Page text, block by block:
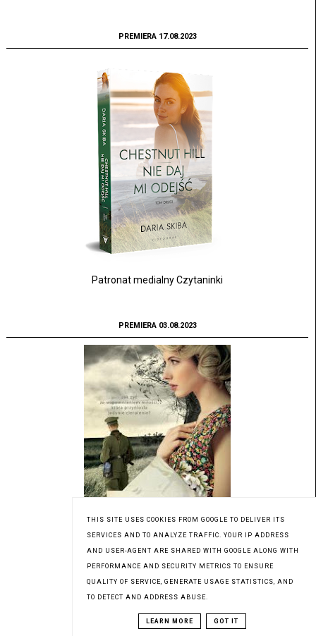
PREMIERA 17.08.2023
Patronat medialny Czytaninki
PREMIERA 03.08.2023
Patronat medialny Czytaninki
PREMIERA 03.08.2023
THIS SITE USES COOKIES FROM GOOGLE TO DELIVER ITS
SERVICES AND TO ANALYZE TRAFFIC. YOUR IP ADDRESS
AND USER-AGENT ARE SHARED WITH GOOGLE ALONG WITH
PERFORMANCE AND SECURITY METRICS TO ENSURE
QUALITY OF SERVICE, GENERATE USAGE STATISTICS, AND
TO DETECT AND ADDRESS ABUSE.
LEARN MORE GOT IT